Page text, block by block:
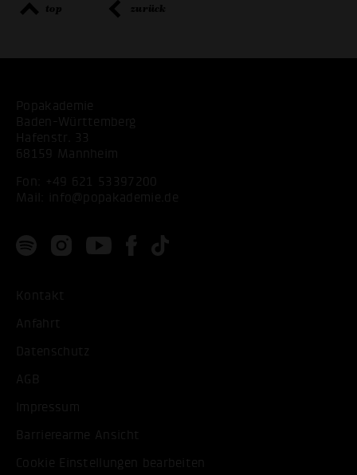
top zurück
Popakademie
Baden-Württemberg
Hafenstr. 33
68159 Mannheim
Fon:
+49 621 53397200
Mail:
info@popakademie.de
Kontakt
Anfahrt
Datenschutz
AGB
Impressum
Barrierearme Ansicht
Cookie Einstellungen bearbeiten